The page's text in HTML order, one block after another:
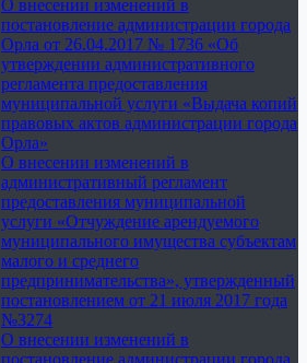
О внесении изменений в
постановление администрации города
Орла от 26.04.2017 № 1736 «Об
утверждении административного
регламента предоставления
муниципальной услуги «Выдача копий
правовых актов администрации города
Орла»
О внесении изменений в
административный регламент
предоставления муниципальной
услуги «Отчуждение арендуемого
муниципального имущества субъектам
малого и среднего
предпринимательства», утвержденный
постановлением от 21 июля 2017 года
№3274
О внесении изменений в
постановление администрации города